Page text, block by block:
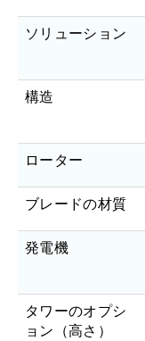
ソリューション
構造
ローター
ブレードの材質
発電機
タワーのオプシ
ョン（高さ）